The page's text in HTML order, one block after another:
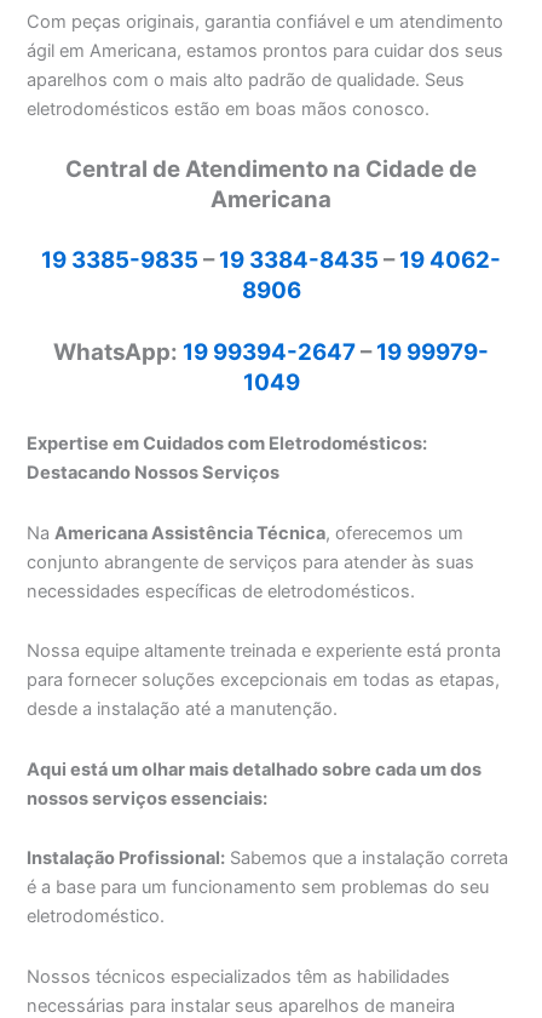
Com peças originais, garantia confiável e um atendimento
ágil em Americana, estamos prontos para cuidar dos seus
aparelhos com o mais alto padrão de qualidade. Seus
eletrodomésticos estão em boas mãos conosco.
Central de Atendimento na Cidade de
Americana
19 3385-9835 –19 3384-8435 –19 4062-
8906
WhatsApp: 19 99394-2647–19 99979-
1049
Expertise em Cuidados com Eletrodomésticos:
Destacando Nossos Serviços
NaAmericana Assistência Técnica, oferecemos um
conjunto abrangente de serviços para atender às suas
necessidades específicas de eletrodomésticos.
Nossa equipe altamente treinada e experiente está pronta
para fornecer soluções excepcionais em todas as etapas,
desde a instalação até a manutenção.
Aqui está um olhar mais detalhado sobre cada um dos
nossos serviços essenciais:
Instalação Profissional: Sabemos que a instalação correta
é a base para um funcionamento sem problemas do seu
eletrodoméstico.
Nossos técnicos especializados têm as habilidades
necessárias para instalar seus aparelhos de maneira